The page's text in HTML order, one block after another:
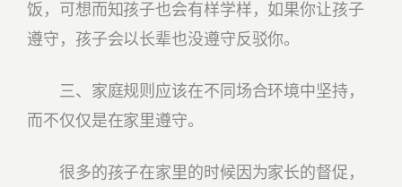
饭，可想而知孩子也会有样学样，如果你让孩子
遵守，孩子会以长辈也没遵守反驳你。
三、家庭规则应该在不同场合环境中坚持，
而不仅仅是在家里遵守。
很多的孩子在家里的时候因为家长的督促，